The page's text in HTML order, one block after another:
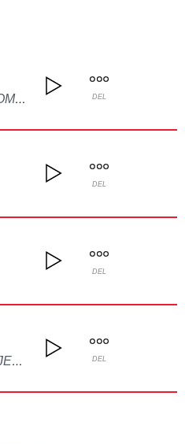
ÆRESORD FT. OMAR OKAPI DEL
DEL
DEL
VELKOMMEN HJEM FT. FRANKLE DEL